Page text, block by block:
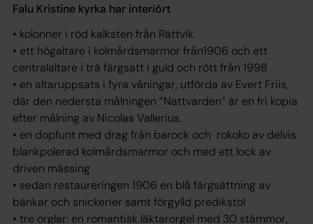
Falu Kristine kyrka har interiört
• kolonner i röd kalksten från Rättvik
• ett högaltare i kolmårdsmarmor från1906 och ett
centralaltare i trä färgsatt i guld och rött från 1998
• en altaruppsats i fyra våningar, utförda av Evert Friis,
där den nedersta målningen ”Nattvarden” är en fri kopia
efter målning av Nicolas Vallerius.
• en dopfunt med drag från barock och rokoko av delvis
blankpolerad kolmårdsmarmor och med ett lock av
driven mässing
• sedan restaureringen 1906 en blå färgsättning av
bänkar och snickerier samt förgylld predikstol
• tre orglar: en romantisk läktarorgel med 30 stämmor,